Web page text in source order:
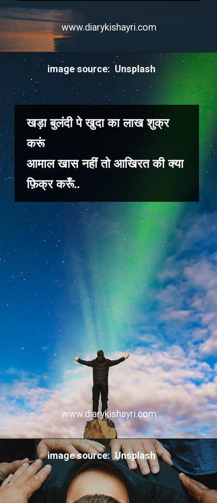
www.diarykishayri.com
खड़ा बुलंदी पे खुदा का लाख शुक्र
करूं
आमाल खास नहीं तो आखिरत की क्या
फ़िक्र करूँ..
www.diarykishayri.com
image source: Unsplash
Openingimage source: Unsplash